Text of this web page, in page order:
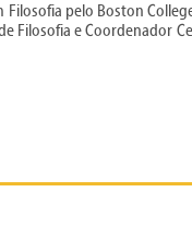
pelo Boston
Filosofia e Coordenador